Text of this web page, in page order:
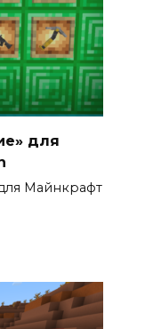
для
Майнкрафт